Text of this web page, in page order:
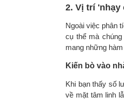
2. Vị trí
Ngoài việc phân
cụ thể mà
mang những
Kiến bò vào
Khi bạn thấy số
về mặt tâm linh